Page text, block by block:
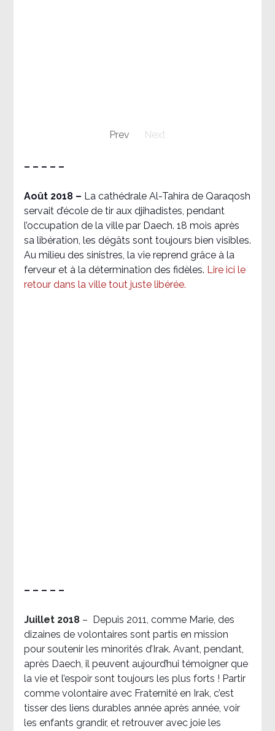
Prev Next
– – – – –
Août 2018 – La cathédrale Al-Tahira de Qaraqosh
servait d’école de tir aux djihadistes, pendant
l’occupation de la ville par Daech. 18 mois après
sa libération, les dégâts sont toujours bien visibles.
Au milieu des sinistres, la vie reprend grâce à la
ferveur et à la détermination des fidèles. Lire ici le
retour dans la ville tout juste libérée.
– – – – –
Juillet 2018 –
Depuis 2011, comme Marie, des
dizaines de volontaires sont partis en mission
pour soutenir les minorités d’Irak. Avant, pendant,
après Daech, il peuvent aujourd’hui témoigner que
la vie et l’espoir sont toujours les plus forts ! Partir
comme volontaire avec Fraternité en Irak, c’est
tisser des liens durables année après année, voir
les enfants grandir, et retrouver avec joie les